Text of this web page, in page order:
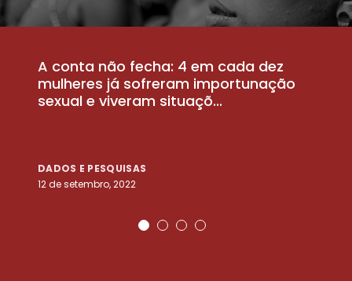
A conta não fecha: 4 em cada dez
mulheres já sofreram importunação
sexual e viveram situaçõ...
DADOS E PESQUISAS
12 de setembro, 2022